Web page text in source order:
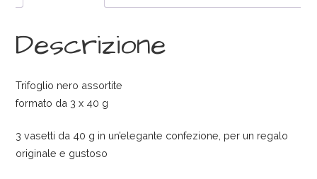
Descrizione
Trifoglio nero assortite
formato da 3 x 40 g
3 vasetti da 40 g in un’elegante confezione, per un regalo
originale e gustoso